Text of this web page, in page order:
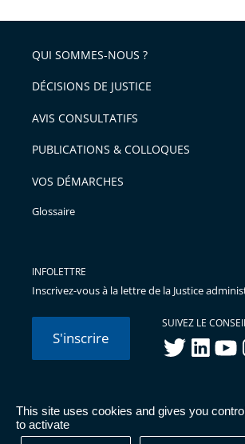
This site uses cookies and gives you
to activate
arriver
après
l'article
pour
avant
QUI SOMMES-NOUS ?
DÉCISIONS DE JUSTICE
AVIS CONSULTATIFS
PUBLICATIONS & COLLOQUES
VOS DÉMARCHES
Glossaire
INFOLETTRE
Inscrivez-vous à la lettre de la Justice
S'inscrire
SUIVEZ LE
twitterlinkedIn
© Conseil d'État 2026 - Mentions légales
personnelles-Publications administratives-